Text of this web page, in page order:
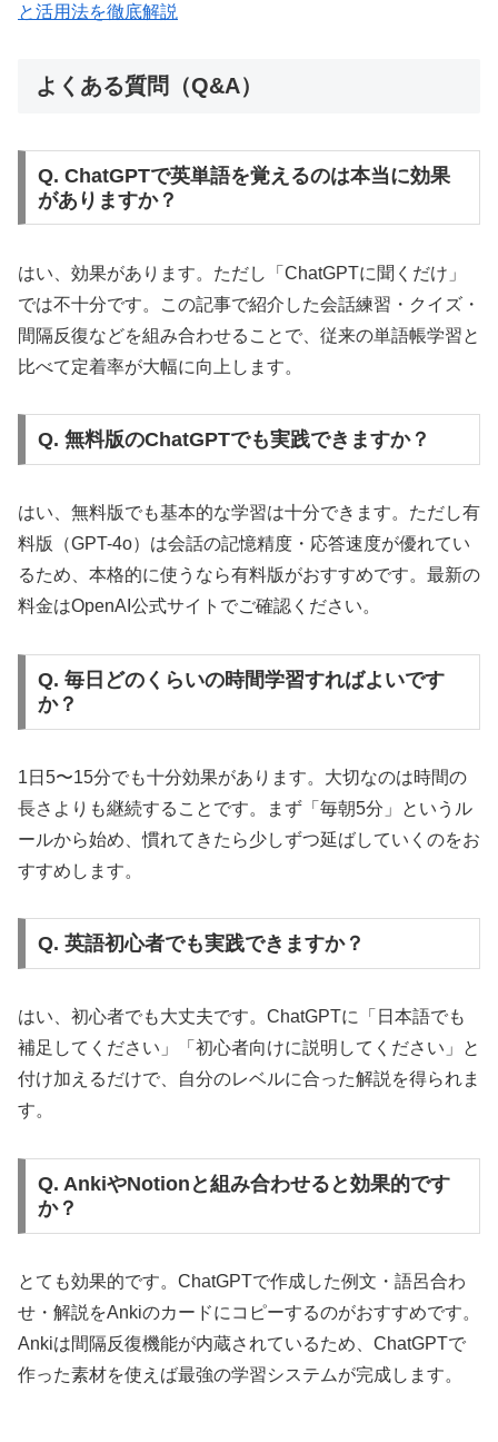
と活用法を徹底解説
よくある質問（Q&A）
Q. ChatGPTで英単語を覚えるのは本当に効果
がありますか？
はい、効果があります。ただし「ChatGPTに聞くだけ」
では不十分です。この記事で紹介した会話練習・クイズ・
間隔反復などを組み合わせることで、従来の単語帳学習と
比べて定着率が大幅に向上します。
Q. 無料版のChatGPTでも実践できますか？
はい、無料版でも基本的な学習は十分できます。ただし有
料版（GPT-4o）は会話の記憶精度・応答速度が優れてい
るため、本格的に使うなら有料版がおすすめです。最新の
料金はOpenAI公式サイトでご確認ください。
Q. 毎日どのくらいの時間学習すればよいです
か？
1日5〜15分でも十分効果があります。大切なのは時間の
長さよりも継続することです。まず「毎朝5分」というル
ールから始め、慣れてきたら少しずつ延ばしていくのをお
すすめします。
Q. 英語初心者でも実践できますか？
はい、初心者でも大丈夫です。ChatGPTに「日本語でも
補足してください」「初心者向けに説明してください」と
付け加えるだけで、自分のレベルに合った解説を得られま
す。
Q. AnkiやNotionと組み合わせると効果的です
か？
とても効果的です。ChatGPTで作成した例文・語呂合わ
せ・解説をAnkiのカードにコピーするのがおすすめです。
Ankiは間隔反復機能が内蔵されているため、ChatGPTで
作った素材を使えば最強の学習システムが完成します。